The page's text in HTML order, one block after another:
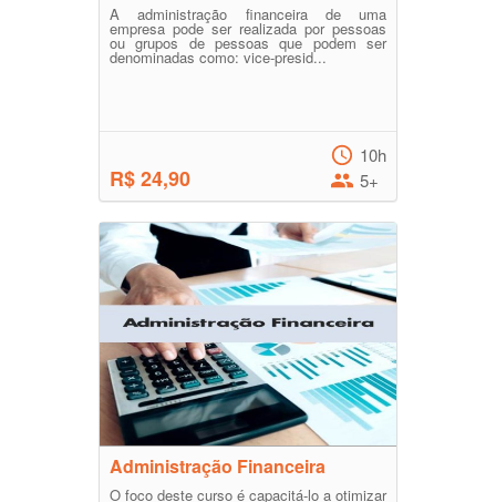
A administração financeira de uma
empresa pode ser realizada por pessoas
ou grupos de pessoas que podem ser
denominadas como: vice-presid...
R$ 24,90
10h
5+
Administração Financeira
O foco deste curso é capacitá-lo a otimizar